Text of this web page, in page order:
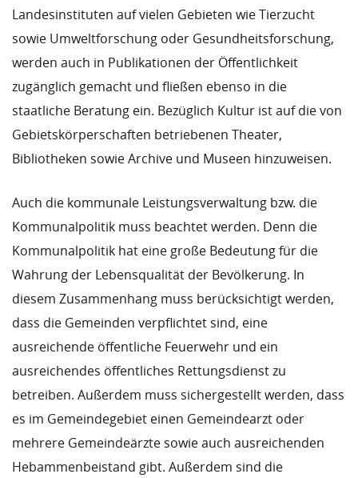
Landesinstituten auf vielen Gebieten wie Tierzucht
sowie Umweltforschung oder Gesundheitsforschung,
werden auch in Publikationen der Öffentlichkeit
zugänglich gemacht und fließen ebenso in die
staatliche Beratung ein. Bezüglich Kultur ist auf die von
Gebietskörperschaften betriebenen Theater,
Bibliotheken sowie Archive und Museen hinzuweisen.
Auch die kommunale Leistungsverwaltung bzw. die
Kommunalpolitik muss beachtet werden. Denn die
Kommunalpolitik hat eine große Bedeutung für die
Wahrung der Lebensqualität der Bevölkerung. In
diesem Zusammenhang muss berücksichtigt werden,
dass die Gemeinden verpflichtet sind, eine
ausreichende öffentliche Feuerwehr und ein
ausreichendes öffentliches Rettungsdienst zu
betreiben. Außerdem muss sichergestellt werden, dass
es im Gemeindegebiet einen Gemeindearzt oder
mehrere Gemeindeärzte sowie auch ausreichenden
Hebammenbeistand gibt. Außerdem sind die